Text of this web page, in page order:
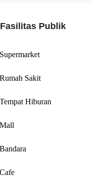
Fasilitas Publik
Supermarket
Rumah Sakit
Tempat Hiburan
Mall
Bandara
Cafe